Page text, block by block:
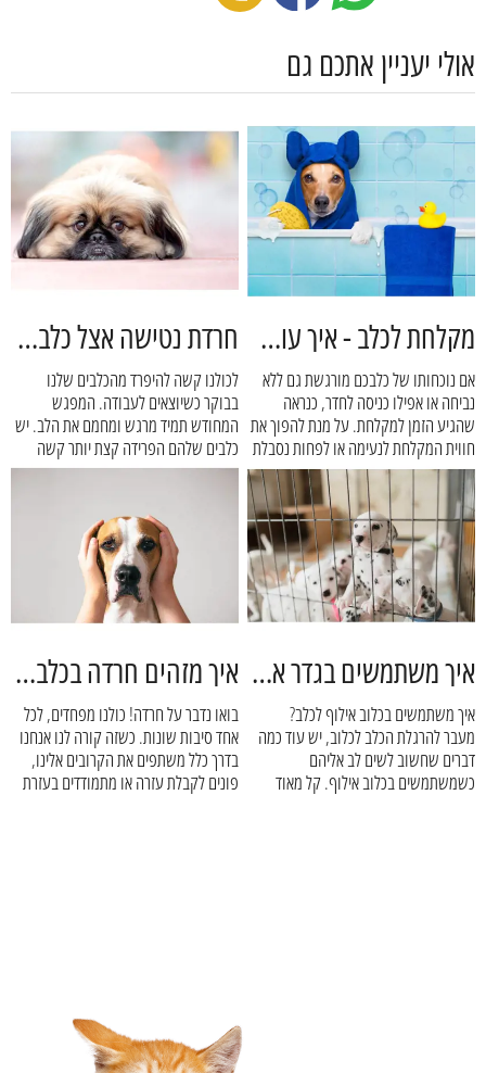
אולי יעניין אתכם גם
מקלחת לכלב - איך עושים את זה נכון? - דוג פלאנט
אם נוכחותו של כלבכם מורגשת גם ללא
נביחה או אפילו כניסה לחדר, כנראה
שהגיע הזמן למקלחת. על מנת להפוך את
חווית המקלחת לנעימה או לפחות נסבלת
לבעל החיים ולבעלים ריכזנו עבורכם כמה
טיפים חשובים למקלחת בריאה מוצלחת
וכיפית.
חרדת נטישה אצל כלבים - דוג פלאנט
לכולנו קשה להיפרד מהכלבים שלנו
בבוקר כשיוצאים לעבודה. המפגש
המחודש תמיד מרגש ומחמם את הלב. יש
כלבים שלהם הפרידה קצת יותר קשה
מלשאר. עבורם כל יציאה שלכם- לעבודה,
של ממש שפוגעת באיכות חייהם וחיי
הבעלים שלהם. החרדה הזו נקראת חרדת
נטישה והיא נפוצה מאוד. אנחנו כאן
בשביל לעזור לכם להבין קצת יותר טוב את
החוויה של כלבכם ולתת קצת טיפים
לשיפור המצב.
איך משתמשים בגדר אילוף? - דוג פלאנט
איך משתמשים בכלוב אילוף לכלב?
מעבר להרגלת הכלב לכלוב, יש עוד כמה
דברים שחשוב לשים לב אליהם
כשמשתמשים בכלוב אילוף. קל מאוד
איך מזהים חרדה בכלבים? מה עושים עם חרדה בכלבים? - דוג פלאנט
בואו נדבר על חרדה! כולנו מפחדים, לכל
אחד סיבות שונות. כשזה קורה לנו אנחנו
בדרך כלל משתפים את הקרובים אלינו,
פונים לקבלת עזרה או מתמודדים בעזרת